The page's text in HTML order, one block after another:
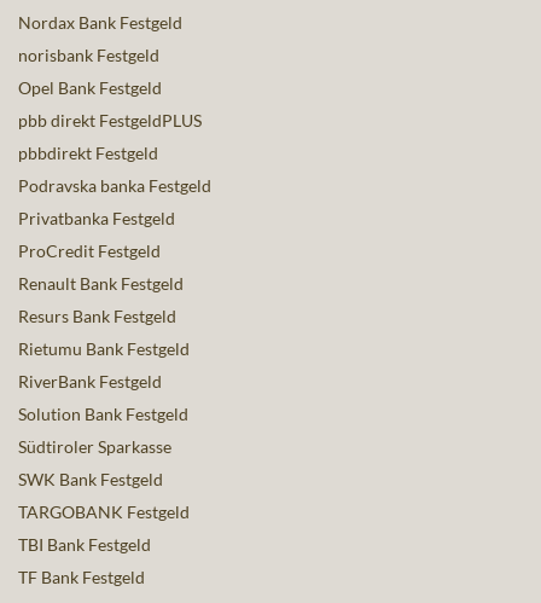
Nordax Bank Festgeld
norisbank Festgeld
Opel Bank Festgeld
pbb direkt FestgeldPLUS
pbbdirekt Festgeld
Podravska banka Festgeld
Privatbanka Festgeld
ProCredit Festgeld
Renault Bank Festgeld
Resurs Bank Festgeld
Rietumu Bank Festgeld
RiverBank Festgeld
Solution Bank Festgeld
Südtiroler Sparkasse
SWK Bank Festgeld
TARGOBANK Festgeld
TBI Bank Festgeld
TF Bank Festgeld